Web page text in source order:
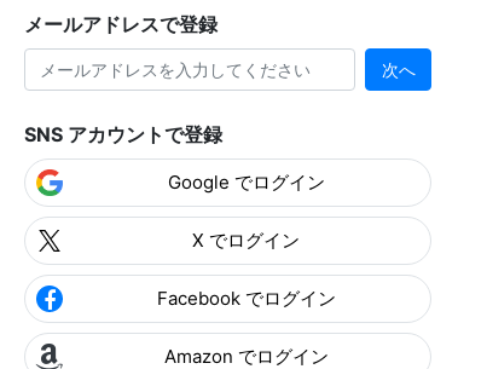
メールアドレスで登録
次へ
SNS アカウントで登録
Google でログイン
X でログイン
Facebook でログイン
Amazon でログイン